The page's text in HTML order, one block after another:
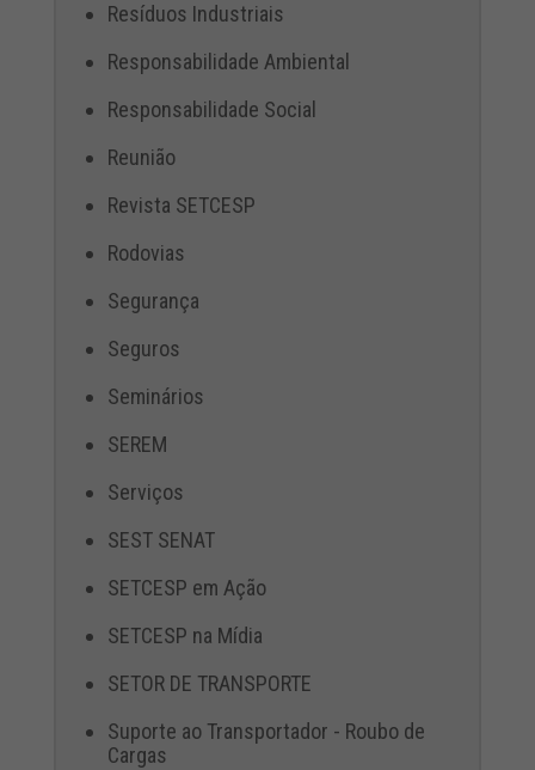
Resíduos Industriais
Responsabilidade Ambiental
Responsabilidade Social
Reunião
Revista SETCESP
Rodovias
Segurança
Seguros
Seminários
SEREM
Serviços
SEST SENAT
SETCESP em Ação
SETCESP na Mídia
SETOR DE TRANSPORTE
Suporte ao Transportador - Roubo de
Cargas